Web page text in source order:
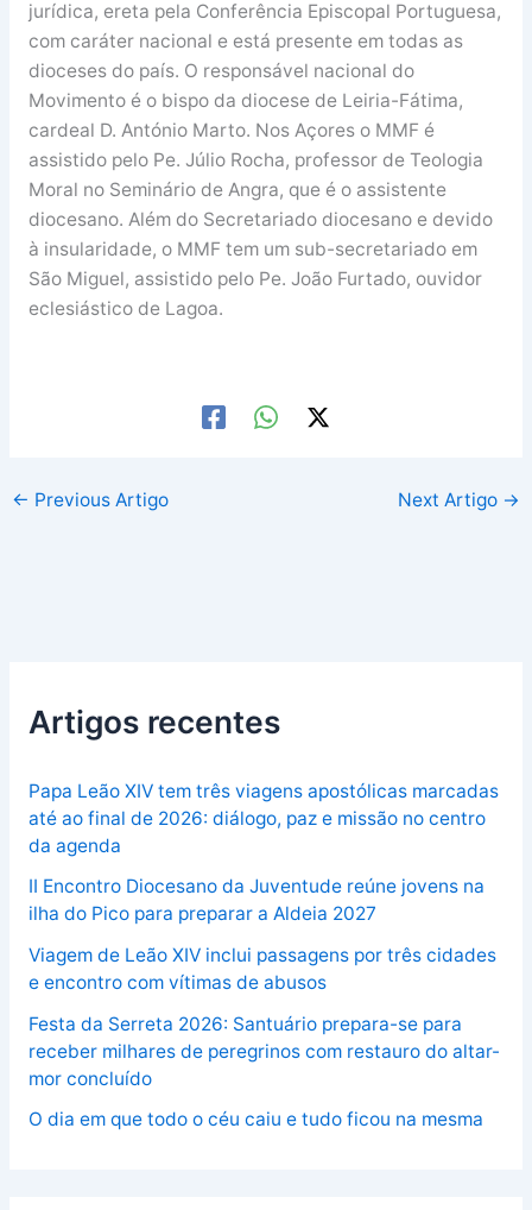
jurídica, ereta pela Conferência Episcopal Portuguesa,
com caráter nacional e está presente em todas as
dioceses do país. O responsável nacional do
Movimento é o bispo da diocese de Leiria-Fátima,
cardeal D. António Marto. Nos Açores o MMF é
assistido pelo Pe. Júlio Rocha, professor de Teologia
Moral no Seminário de Angra, que é o assistente
diocesano. Além do Secretariado diocesano e devido
à insularidade, o MMF tem um sub-secretariado em
São Miguel, assistido pelo Pe. João Furtado, ouvidor
eclesiástico de Lagoa.
← Previous Artigo Next Artigo →
Artigos recentes
Papa Leão XIV tem três viagens apostólicas marcadas
até ao final de 2026: diálogo, paz e missão no centro
da agenda
II Encontro Diocesano da Juventude reúne jovens na
ilha do Pico para preparar a Aldeia 2027
Viagem de Leão XIV inclui passagens por três cidades
e encontro com vítimas de abusos
Festa da Serreta 2026: Santuário prepara-se para
receber milhares de peregrinos com restauro do altar-
mor concluído
O dia em que todo o céu caiu e tudo ficou na mesma